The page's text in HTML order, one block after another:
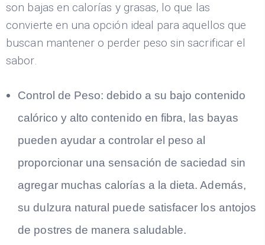
son bajas en calorías y grasas, lo que las
convierte en una opción ideal para aquellos que
buscan mantener o perder peso sin sacrificar el
sabor.
Control de Peso: debido a su bajo contenido
calórico y alto contenido en fibra, las bayas
pueden ayudar a controlar el peso al
proporcionar una sensación de saciedad sin
agregar muchas calorías a la dieta. Además,
su dulzura natural puede satisfacer los antojos
de postres de manera saludable.